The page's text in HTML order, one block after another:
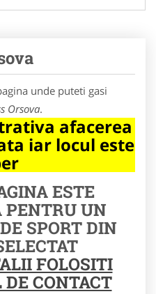
unde puteti gasi
Orsova.
afacerea
iar locul este
ESTE
UN
SPORT DIN
FOLOSITI
CONTACT